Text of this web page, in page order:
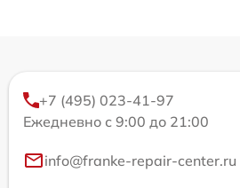
+7 (495) 023-41-97
Ежедневно с 9:00 до 21:00
info@franke-repair-center.ru